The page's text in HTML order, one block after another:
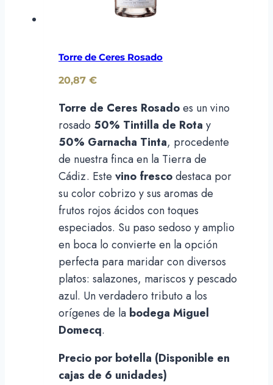
Torre de Ceres Rosado
20,87 €
Torre de Ceres Rosadoes un vino
rosado 50% Tintilla de Rota y
50% Garnacha Tinta, procedente
de nuestra finca en la Tierra de
Cádiz. Este vino frescodestaca por
su color cobrizo y sus aromas de
frutos rojos ácidos con toques
especiados. Su paso sedoso y amplio
en boca lo convierte en la opción
perfecta para maridar con diversos
platos: salazones, mariscos y pescado
azul. Un verdadero tributo a los
orígenes de la bodega Miguel
Domecq.
Precio por botella (Disponible en
cajas de 6 unidades)